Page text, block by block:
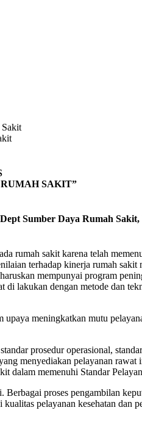
SAKIT”
Sumber Daya Rumah
rumah sakit karena telah
terhadap kinerja rumah
mempunyai program
di lakukan dengan metode dan
meningkatkan mutu
prosedur operasional,
menyediakan pelayanan
dalam memenuhi Standar
proses pengambilan
pelayanan kesehatan dan